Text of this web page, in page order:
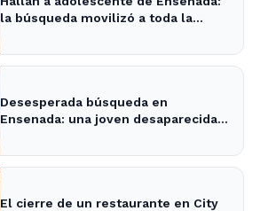
la búsqueda movilizó a toda la
Desesperada búsqueda en
Ensenada: una joven desaparecida
El cierre de un restaurante en City